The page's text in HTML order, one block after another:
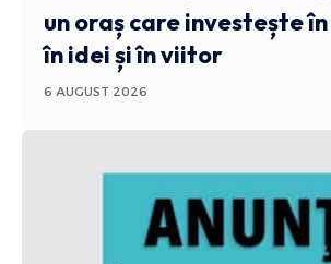
un oraș care investește
în idei și în viitor
6 AUGUST 2026